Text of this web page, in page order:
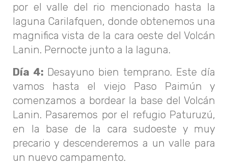
por el valle del rio mencionado hasta la
laguna Carilafquen, donde obtenemos una
magnifica vista de la cara oeste del Volcán
Lanin. Pernocte junto a la laguna.
Día 4: Desayuno bien temprano. Este día
vamos hasta el viejo Paso Paimún y
comenzamos a bordear la base del Volcán
Lanin. Pasaremos por el refugio Paturuzú,
en la base de la cara sudoeste y muy
precario y descenderemos a un valle para
un nuevo campamento.